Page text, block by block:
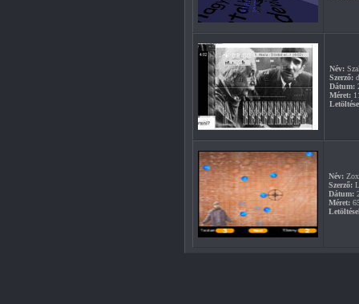
Név:
Szerző:
Dátum:
Méret:
Név:
Szerző:
Dátum:
Méret: